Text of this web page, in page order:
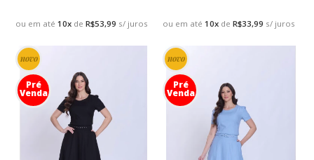
ou em até10x deR$53,99 s/ juros ou em até10x deR$33,99 s/ juros
novo
Pré
Venda
novo
Pré
Venda